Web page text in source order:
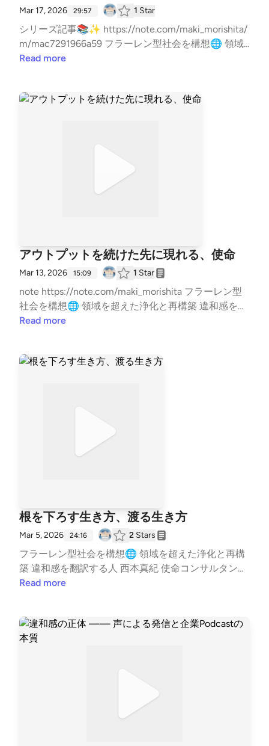
Mar 17, 2026 29:57 1 Star
シリーズ記事📚✨ https://note.com/maki_morishita/
m/mac7291966a59 フラーレン型社会を構想🌐 領域
を超えた浄化と再構築 違和感を翻訳する人 西本真紀
ね・コメント・レター送信ができます。 https://stan
Read more
アウトプットを続けた先に現れる、使命
Mar 13, 2026 15:09 1 Star
note https://note.com/maki_morishita フラーレン型
社会を構想🌐 領域を超えた浄化と再構築 違和感を翻
訳する人 西本真紀 使命コンサルタント🌿 活動情報は
にいいね・コメント・レター送信ができます。 http
Read more
根を下ろす生き方、渡る生き方
Mar 5, 2026 24:16 2 Stars
フラーレン型社会を構想🌐 領域を超えた浄化と再構
築 違和感を翻訳する人 西本真紀 使命コンサルタント
🌿 活動情報はこちら✨ https://lit.link/healinglife ---
8c3e0b28cf8119433f
Read more